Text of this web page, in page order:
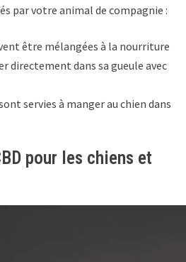
par votre animal de compagnie :
être mélangées à la nourriture
directement dans sa gueule avec
servies à manger au chien dans
pour les chiens et